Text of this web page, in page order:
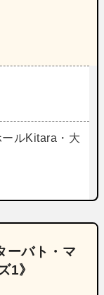
ルKitara・大
ーバト・マ
1》